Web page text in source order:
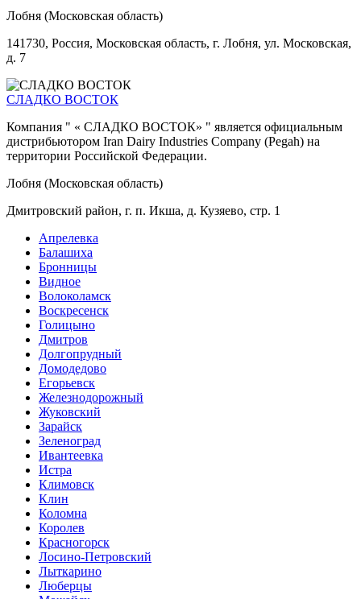
Лобня (Московская область)
141730, Россия, Московская область, г. Лобня, ул. Московская,
д. 7
СЛАДКО ВОСТОК
Компания " « СЛАДКО ВОСТОК» " является официальным
дистрибьютором Iran Dairy Industries Company (Pegah) на
территории Российской Федерации.
Лобня (Московская область)
Дмитровский район, г. п. Икша, д. Кузяево, стр. 1
Апрелевка
Балашиха
Бронницы
Видное
Волоколамск
Воскресенск
Голицыно
Дмитров
Долгопрудный
Домодедово
Егорьевск
Железнодорожный
Жуковский
Зарайск
Зеленоград
Ивантеевка
Истра
Климовск
Клин
Коломна
Королев
Красногорск
Лосино-Петровский
Лыткарино
Люберцы